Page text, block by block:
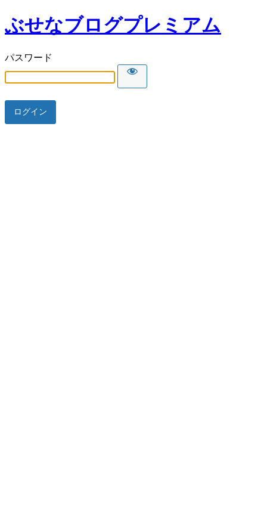
ぶせなブログプレミアム
パスワード